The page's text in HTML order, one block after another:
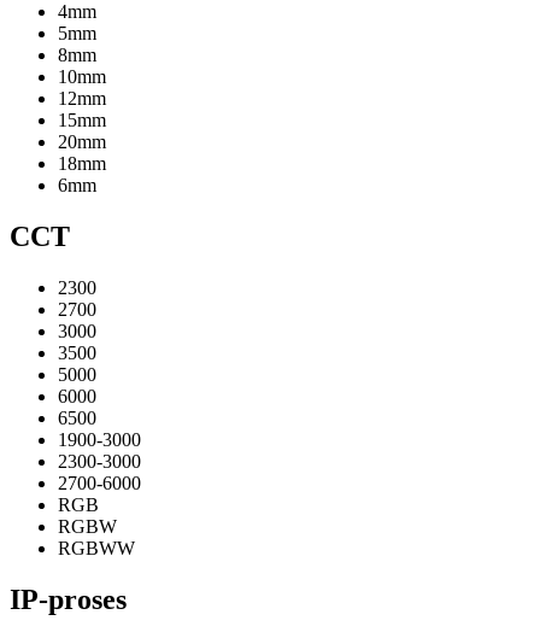
4mm
5mm
8mm
10mm
12mm
15mm
20mm
18mm
6mm
CCT
2300
2700
3000
3500
5000
6000
6500
1900-3000
2300-3000
2700-6000
RGB
RGBW
RGBWW
IP-proses